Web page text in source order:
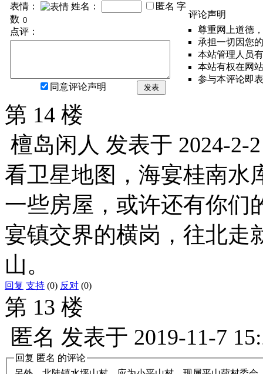
表情： 姓名： 匿名 字
数
点评：
同意评论声明 发表
评论声明
尊重网上道德
承担一切因您
本站管理人员
本站有权在网
参与本评论即
第 14 楼
檀岛闲人 发表于 2024-2-
看卫星地图，海宴桂南水
一些房屋，或许还有你们
宴镇交界的横岗，往北走
山。
回复 支持 (0) 反对 (0)
第 13 楼
匿名 发表于 2019-11-7
回复 匿名 的评论